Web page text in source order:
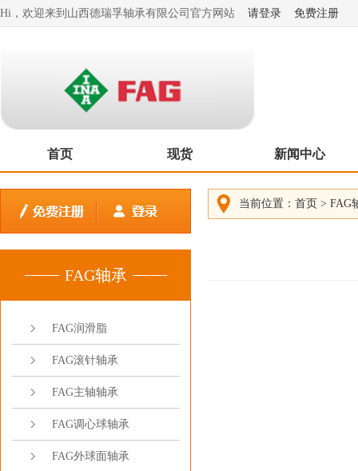
Hi，欢迎来到山西德瑞孚轴承有限公司官方网站 请登录 免费注册
首页 现货 新闻中心
FAG轴承
FAG润滑脂
FAG滚针轴承
FAG主轴轴承
FAG调心球轴承
FAG外球面轴承
当前位置： 首页 > FAG